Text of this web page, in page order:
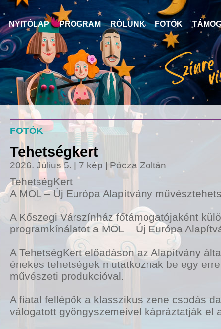
NYITÓLAP PROGRAM RÓLUNK FOTÓK
FOTÓK
Tehetségkert
2026. Július 5. 7 kép Pócza Zoltán
TehetségKert
A MOL – Új Európa Alapítvány
A Kőszegi Várszínház főtámogatójaként
programkínálatot a MOL – Új Európa
A TehetségKert előadáson az Alapítvány
énekes tehetségek mutatkoznak be egy
művészeti produkcióval.
A fiatal fellépők a klasszikus zene csodás
válogatott gyöngyszemeivel kápráztatják el